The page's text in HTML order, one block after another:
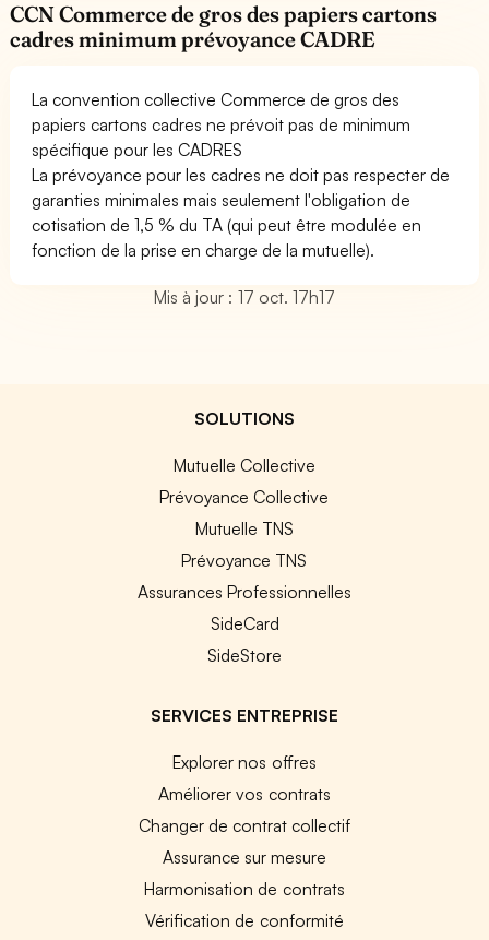
CCN Commerce de gros des papiers cartons
cadres minimum prévoyance CADRE
La convention collective Commerce de gros des
papiers cartons cadres ne prévoit pas de minimum
spécifique pour les CADRES
La prévoyance pour les cadres ne doit pas respecter de
garanties minimales mais seulement l'obligation de
cotisation de 1,5 % du TA (qui peut être modulée en
fonction de la prise en charge de la mutuelle).
Mis à jour : 17 oct. 17h17
SOLUTIONS
Mutuelle Collective
Prévoyance Collective
Mutuelle TNS
Prévoyance TNS
Assurances Professionnelles
SideCard
SideStore
SERVICES ENTREPRISE
Explorer nos offres
Améliorer vos contrats
Changer de contrat collectif
Assurance sur mesure
Harmonisation de contrats
Vérification de conformité